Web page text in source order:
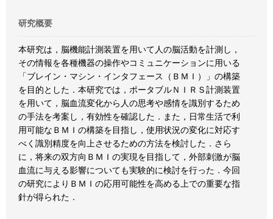
研究概要
本研究は，脳機能計測装置を用いて人の脳活動を計測し，
その情報を各種機器の操作やコミュニケーションに用いる
「ブレイン・マシン・インタフェース（ＢＭＩ）」の構築
を目的とした．本研究では，ポータブルＮＩＲＳ計測装置
を用いて，脳血流変化から人の思考や感情を識別するため
の手法を考案し，有効性を確認した．また，日常生活で利
用可能なＢＭＩの構築を目指し，使用状況の変化に対応す
べく識別精度を向上させるための方法を検討した．さら
に，将来の双方向ＢＭＩの実現を目指して，外部刺激が脳
血流に与える影響についても実験的に検討を行った．今回
の研究によりＢＭＩの応用可能性を高める上での重要な指
針が得られた．